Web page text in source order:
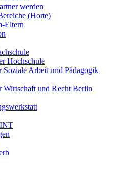
werden
(Horte)
Eltern
Hochschule
Soziale Arbeit und Pädagogik
Wirtschaft und Recht Berlin